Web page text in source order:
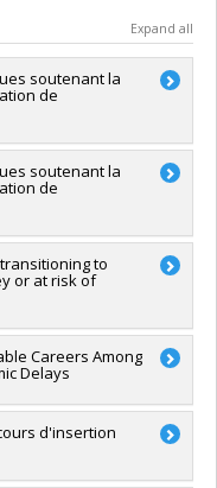
Expand all
soutenant la
de
Janosz
du Québec -
Soutien aux
:
soutenant la
de
Parent,Michel
,Mélissa Goulet,
en sciences
Soutien aux
:
to
or at risk of
Archambault
en sciences
Careers Among
Delays
Archambault
d'insertion